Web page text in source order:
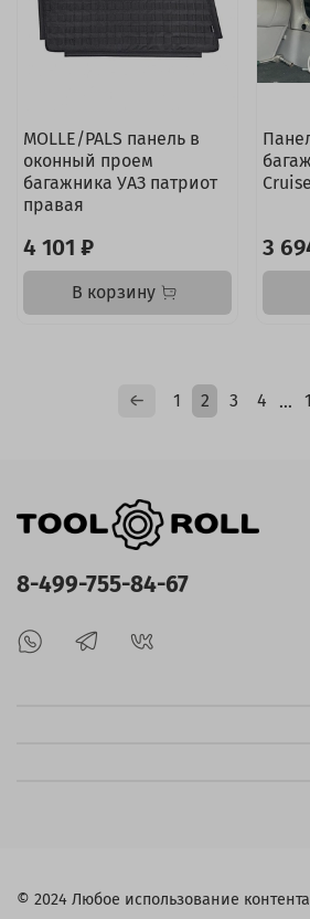
MOLLE/PALS панель в
оконный проем
багажника УАЗ патриот
правая
4 101 ₽
В корзину
3
1 2 3 4 …
8-499-755-84-67
© 2024 Любое использование